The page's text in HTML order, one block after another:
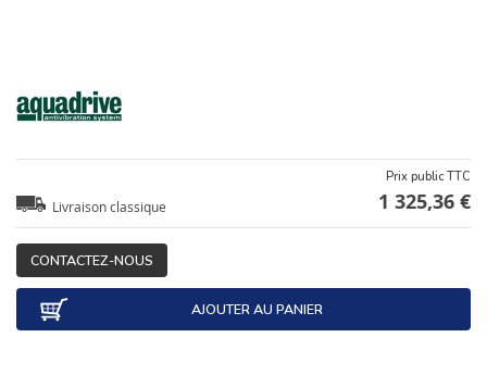
Livraison classique
Prix public TTC
1 325,36 €
CONTACTEZ-NOUS
AJOUTER AU PANIER